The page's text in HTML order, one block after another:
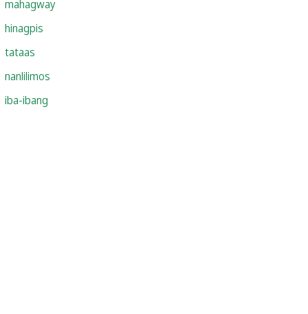
mahagway
hinagpis
tataas
nanlilimos
iba-ibang